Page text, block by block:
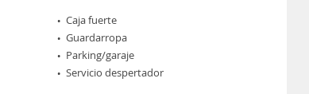
Caja fuerte
Guardarropa
Parking/garaje
Servicio despertador